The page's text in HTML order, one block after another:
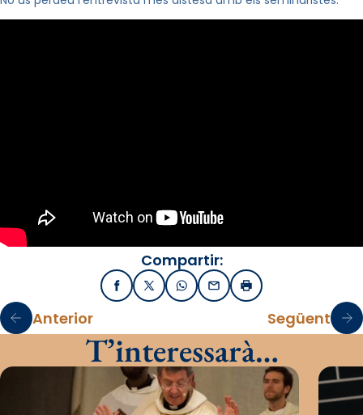
Compartir:
FacebookX / TwitterWhatsApp
EmailImprimir
Anterior Següent
T’interessarà…